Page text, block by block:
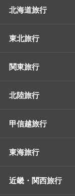
北海道旅行
東北旅行
関東旅行
北陸旅行
甲信越旅行
東海旅行
近畿・関西旅行